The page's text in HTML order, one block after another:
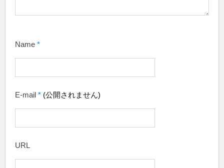
Name *
E-mail * (公開されません)
URL